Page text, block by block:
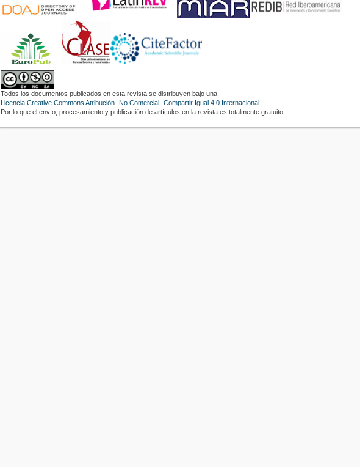
Todos los documentos publicados en esta revista se distribuyen bajo una
Licencia Creative Commons Atribución -No Comercial- Compartir Igual 4.0 Internacional.
Por lo que el envío, procesamiento y publicación de artículos en la revista es totalmente gratuito.